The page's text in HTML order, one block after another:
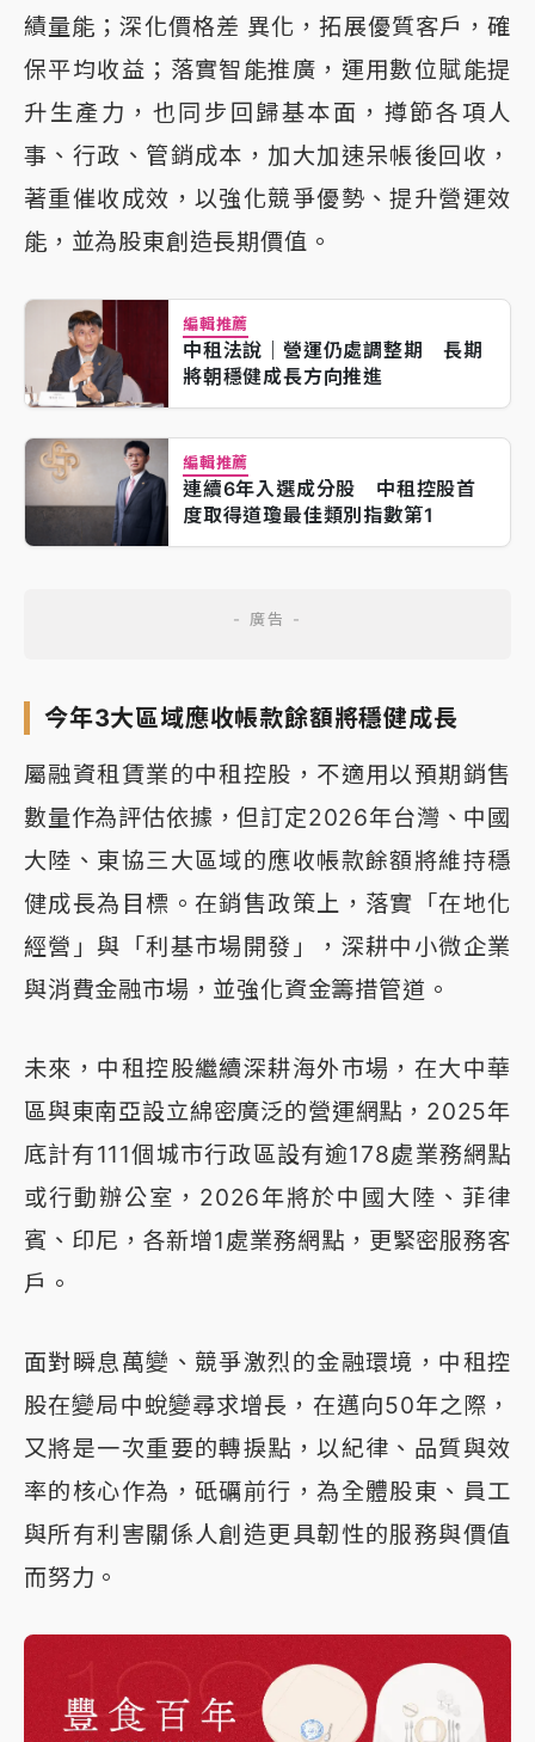
績量能；深化價格差 異化，拓展優質客戶，確
保平均收益；落實智能推廣，運用數位賦能提
升生產力，也同步回歸基本面，撙節各項人
事、行政、管銷成本，加大加速呆帳後回收，
著重催收成效，以強化競爭優勢、提升營運效
能，並為股東創造長期價值。
編輯推薦
中租法說｜營運仍處調整期 長期
將朝穩健成長方向推進
編輯推薦
連續6年入選成分股 中租控股首
度取得道瓊最佳類別指數第1
今年3大區域應收帳款餘額將穩健成長
屬融資租賃業的中租控股，不適用以預期銷售
數量作為評估依據，但訂定2026年台灣、中國
大陸、東協三大區域的應收帳款餘額將維持穩
健成長為目標。在銷售政策上，落實「在地化
經營」與「利基市場開發」，深耕中小微企業
與消費金融市場，並強化資金籌措管道。
未來，中租控股繼續深耕海外市場，在大中華
區與東南亞設立綿密廣泛的營運網點，2025年
底計有111個城市行政區設有逾178處業務網點
或行動辦公室，2026年將於中國大陸、菲律
賓、印尼，各新增1處業務網點，更緊密服務客
戶。
面對瞬息萬變、競爭激烈的金融環境，中租控
股在變局中蛻變尋求增長，在邁向50年之際，
又將是一次重要的轉捩點，以紀律、品質與效
率的核心作為，砥礪前行，為全體股東、員工
與所有利害關係人創造更具韌性的服務與價值
而努力。